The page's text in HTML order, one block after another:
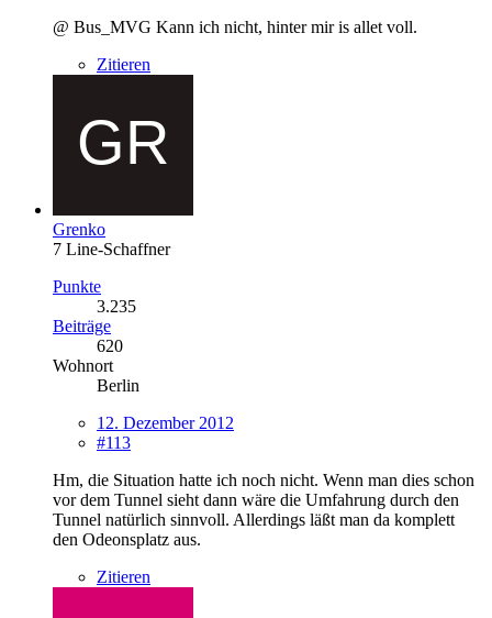
@ Bus_MVG Kann ich nicht, hinter mir is allet voll.
Zitieren
Grenko
7 Line-Schaffner
Punkte
3.235
Beiträge
620
Wohnort
Berlin
12. Dezember 2012
#113
Hm, die Situation hatte ich noch nicht. Wenn man dies schon
vor dem Tunnel sieht dann wäre die Umfahrung durch den
Tunnel natürlich sinnvoll. Allerdings läßt man da komplett
den Odeonsplatz aus.
Zitieren